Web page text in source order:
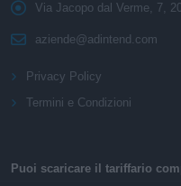
Via Jacopo dal Verme, 7,
aziende@adintend.com
Privacy Policy
Termini e Condizioni
Puoi scaricare il tariffario